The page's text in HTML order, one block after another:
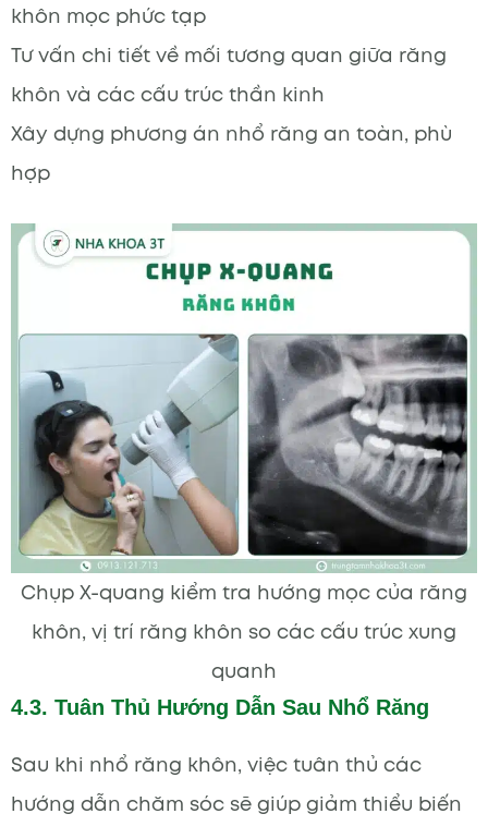
khôn mọc phức tạp
Tư vấn chi tiết về mối tương quan giữa răng
khôn và các cấu trúc thần kinh
Xây dựng phương án nhổ răng an toàn, phù
hợp
Chụp X-quang kiểm tra hướng mọc của răng
khôn, vị trí răng khôn so các cấu trúc xung
quanh
4.3. Tuân Thủ Hướng Dẫn Sau Nhổ Răng
Sau khi nhổ răng khôn, việc tuân thủ các
hướng dẫn chăm sóc sẽ giúp giảm thiểu biến